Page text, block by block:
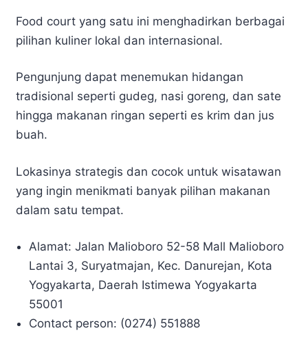
Food court yang satu ini menghadirkan berbagai
pilihan kuliner lokal dan internasional.
Pengunjung dapat menemukan hidangan
tradisional seperti gudeg, nasi goreng, dan sate
hingga makanan ringan seperti es krim dan jus
buah.
Lokasinya strategis dan cocok untuk wisatawan
yang ingin menikmati banyak pilihan makanan
dalam satu tempat.
Alamat: Jalan Malioboro 52-58 Mall Malioboro
Lantai 3, Suryatmajan, Kec. Danurejan, Kota
Yogyakarta, Daerah Istimewa Yogyakarta
55001
Contact person: (0274) 551888